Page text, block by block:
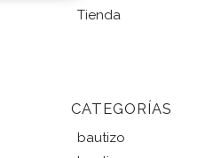
Tienda
CATEGORÍAS
bautizo